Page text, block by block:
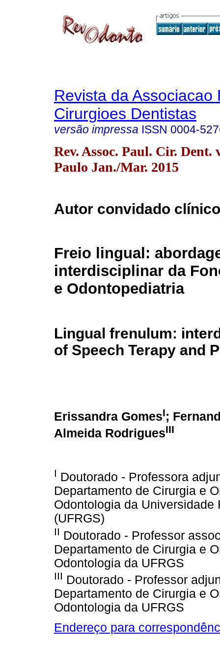
Revista da Associacao
Cirurgioes Dentistas
versão impressa ISSN 0004-
Rev. Assoc. Paul. Cir. Dent.
Paulo Jan./Mar. 2015
Autor convidado clínico
Freio lingual:
interdisciplinar da
e Odontopediatria
Lingual frenulum:
of Speech Terapy and
Erissandra GomesI;
Almeida RodriguesIII
I Doutorado - Professora
Departamento de Cirurgia e
Odontologia da
(UFRGS)
II Doutorado - Professor
Departamento de Cirurgia e
Odontologia da UFRGS
III Doutorado - Professor
Departamento de Cirurgia e
Odontologia da UFRGS
Endereço para